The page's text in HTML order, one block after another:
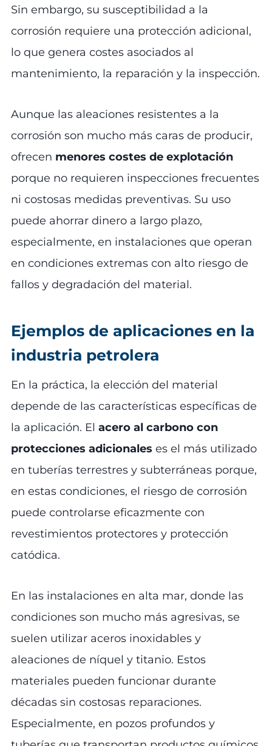
Sin embargo, su susceptibilidad a la
corrosión requiere una protección adicional,
lo que genera costes asociados al
mantenimiento, la reparación y la inspección.
Aunque las aleaciones resistentes a la
corrosión son mucho más caras de producir,
ofrecen menores costes de explotación
porque no requieren inspecciones frecuentes
ni costosas medidas preventivas. Su uso
puede ahorrar dinero a largo plazo,
especialmente, en instalaciones que operan
en condiciones extremas con alto riesgo de
fallos y degradación del material.
Ejemplos de aplicaciones en la
industria petrolera
En la práctica, la elección del material
depende de las características específicas de
la aplicación. El acero al carbono con
protecciones adicionales es el más utilizado
en tuberías terrestres y subterráneas porque,
en estas condiciones, el riesgo de corrosión
puede controlarse eficazmente con
revestimientos protectores y protección
catódica.
En las instalaciones en alta mar, donde las
condiciones son mucho más agresivas, se
suelen utilizar aceros inoxidables y
aleaciones de níquel y titanio. Estos
materiales pueden funcionar durante
décadas sin costosas reparaciones.
Especialmente, en pozos profundos y